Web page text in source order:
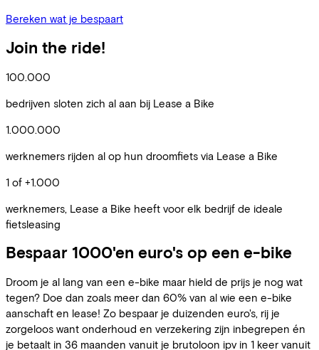
Bereken wat je bespaart
Join the ride!
100.000
bedrijven sloten zich al aan bij Lease a Bike
1.000.000
werknemers rijden al op hun droomfiets via Lease a Bike
1 of +1.000
werknemers, Lease a Bike heeft voor elk bedrijf de ideale
fietsleasing
Bespaar 1000'en euro's op een e-bike
Droom je al lang van een e-bike maar hield de prijs je nog wat
tegen? Doe dan zoals meer dan 60% van al wie een e-bike
aanschaft en lease! Zo bespaar je duizenden euro's, rij je
zorgeloos want onderhoud en verzekering zijn inbegrepen én
je betaalt in 36 maanden vanuit je brutoloon ipv in 1 keer vanuit